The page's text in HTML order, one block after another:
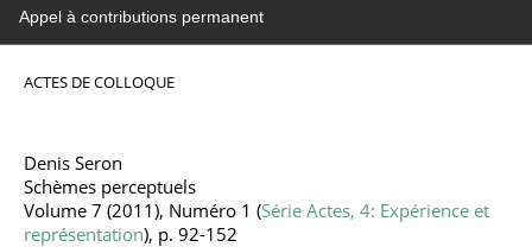
Appel à contributions permanent
ACTES DE COLLOQUE
Denis Seron
Schèmes perceptuels
Volume 7 (2011), Numéro 1 (Série Actes, 4: Expérience et
représentation), p. 92-152